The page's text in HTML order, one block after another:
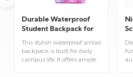
Durable Waterproof
Student Backpack for
Daily School Use
This stylish waterproof school
backpack is built for daily
campus life. It offers ample